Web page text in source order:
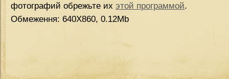
фотографий обрежьте их этой программой.
Обмеження: 640Х860, 0.12Mb